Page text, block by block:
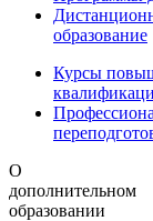
образование
Курсы
О
дополнительном
образовании